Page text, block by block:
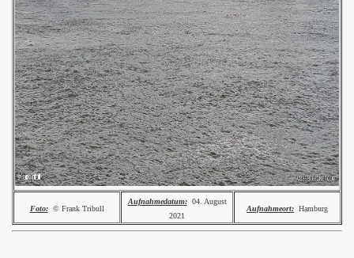
Foto:© Frank Tribull
Aufnahmedatum:04. August
2021
Aufnahmeort: Hamburg